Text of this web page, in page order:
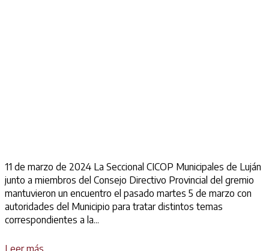
11 de marzo de 2024 La Seccional CICOP Municipales de Luján
junto a miembros del Consejo Directivo Provincial del gremio
mantuvieron un encuentro el pasado martes 5 de marzo con
autoridades del Municipio para tratar distintos temas
correspondientes a la...
Leer más...